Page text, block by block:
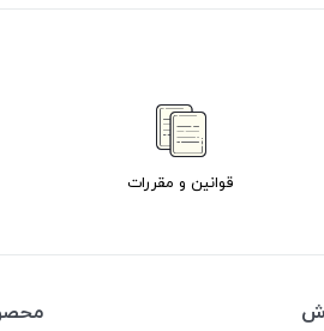
قوانین و مقررات